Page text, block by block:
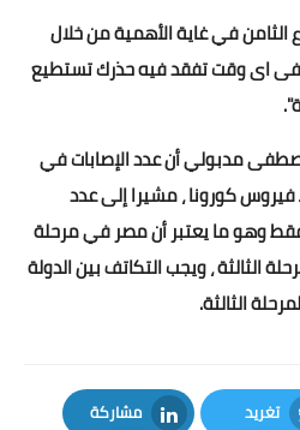
اقتصاد
حكاية صورة
ثقافة
بداية tv
في غاية الأهمية من خلال
"فى اى وقت تفقد فيه حذرك تستطيع
مدبولي أن عدد الإصابات في
فيروس كورونا ، مشيرا إلى عدد
مصر 850 إصابة فقط وهو ما يعتبر أن مصر في مرحلة
الثالثة ، ويجب التكاتف بين الدولة
الثالثة.
تغريد مشاركة